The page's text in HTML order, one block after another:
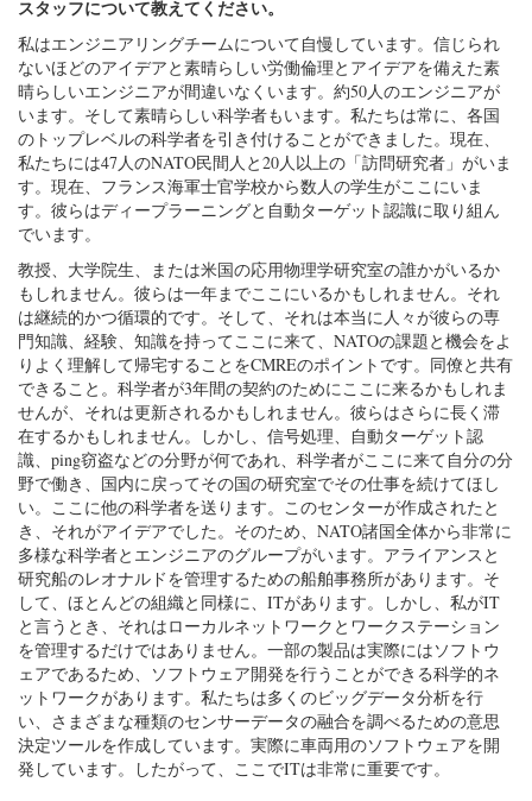
スタッフについて教えてください。
私はエンジニアリングチームについて自慢しています。信じられ
ないほどのアイデアと素晴らしい労働倫理とアイデアを備えた素
晴らしいエンジニアが間違いなくいます。約50人のエンジニアが
います。そして素晴らしい科学者もいます。私たちは常に、各国
のトップレベルの科学者を引き付けることができました。現在、
私たちには47人のNATO民間人と20人以上の「訪問研究者」がいま
す。現在、フランス海軍士官学校から数人の学生がここにいま
す。彼らはディープラーニングと自動ターゲット認識に取り組ん
でいます。
教授、大学院生、または米国の応用物理学研究室の誰かがいるか
もしれません。彼らは一年までここにいるかもしれません。それ
は継続的かつ循環的です。そして、それは本当に人々が彼らの専
門知識、経験、知識を持ってここに来て、NATOの課題と機会をよ
りよく理解して帰宅することをCMREのポイントです。同僚と共有
できること。科学者が3年間の契約のためにここに来るかもしれま
せんが、それは更新されるかもしれません。彼らはさらに長く滞
在するかもしれません。しかし、信号処理、自動ターゲット認
識、ping窃盗などの分野が何であれ、科学者がここに来て自分の分
野で働き、国内に戻ってその国の研究室でその仕事を続けてほし
い。ここに他の科学者を送ります。このセンターが作成されたと
き、それがアイデアでした。そのため、NATO諸国全体から非常に
多様な科学者とエンジニアのグループがいます。アライアンスと
研究船のレオナルドを管理するための船舶事務所があります。そ
して、ほとんどの組織と同様に、ITがあります。しかし、私がIT
と言うとき、それはローカルネットワークとワークステーション
を管理するだけではありません。一部の製品は実際にはソフトウ
ェアであるため、ソフトウェア開発を行うことができる科学的ネ
ットワークがあります。私たちは多くのビッグデータ分析を行
い、さまざまな種類のセンサーデータの融合を調べるための意思
決定ツールを作成しています。実際に車両用のソフトウェアを開
発しています。したがって、ここでITは非常に重要です。